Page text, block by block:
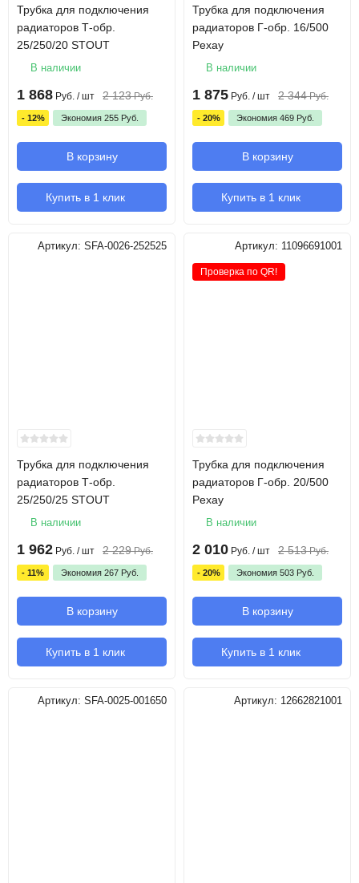
Трубка для подключения
радиаторов Т-обр.
25/250/20 STOUT
В наличии
1 868 Руб. / шт 2 123 Руб.
- 12% Экономия 255 Руб.
В корзину
Купить в 1 клик
Трубка для подключения
радиаторов Г-обр. 16/500
Pexay
В наличии
1 875 Руб. / шт 2 344 Руб.
- 20% Экономия 469 Руб.
В корзину
Купить в 1 клик
Артикул: SFA-0026-252525
Трубка для подключения
радиаторов Т-обр.
25/250/25 STOUT
В наличии
1 962 Руб. / шт 2 229 Руб.
- 11% Экономия 267 Руб.
В корзину
Купить в 1 клик
Артикул: 11096691001
Проверка по QR!
Трубка для подключения
радиаторов Г-обр. 20/500
Pexay
В наличии
2 010 Руб. / шт 2 513 Руб.
- 20% Экономия 503 Руб.
В корзину
Купить в 1 клик
Артикул: SFA-0025-001650 Артикул: 12662821001